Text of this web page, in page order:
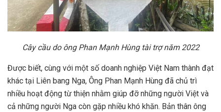
Cây cầu do ông Phan Mạnh Hùng tài trợ năm 2022
Được biết, cùng với một số doanh nghiệp Việt Nam thành đạt
khác tại Liên bang Nga, Ông Phan Mạnh Hùng đã chủ trì
nhiều hoạt động từ thiện nhằm giúp đỡ những người Việt và
cả những người Nga còn gặp nhiều khó khăn. Bản thân ông